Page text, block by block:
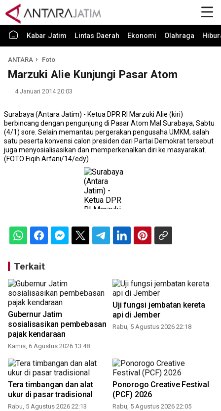
Kabar Jatim Lintas Daerah Ekonomi Olahraga
ANTARA Foto
Marzuki Alie Kunjungi Pasar Atom
4 Januari 2014 20:03
Surabaya (Antara Jatim) - Ketua DPR RI Marzuki Alie (kiri)
berbincang dengan pengunjung di Pasar Atom Mal Surabaya, Sabtu
(4/1) sore. Selain memantau pergerakan pengusaha UMKM, salah
satu peserta konvensi calon presiden dari Partai Demokrat tersebut
juga menyosialisasikan dan memperkenalkan diri ke masyarakat.
(FOTO Fiqih Arfani/14/edy)
Terkait
Gubernur Jatim
sosialisasikan pembebasan
pajak kendaraan
Kamis, 6 Agustus 2026 13:48
Uji fungsi jembatan kereta
api di Jember
Rabu, 5 Agustus 2026 22:18
Tera timbangan dan alat
ukur di pasar tradisional
Rabu, 5 Agustus 2026 22:13
Ponorogo Creative Festival
(PCF) 2026
Rabu, 5 Agustus 2026 22:05